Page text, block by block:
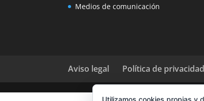
Medios de comunicación
Aviso legal Política de privacidad
Utilizamos cookies propias y